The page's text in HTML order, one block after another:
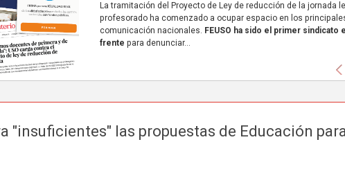
La tramitación del Proyecto de Ley de reducción de la jornada
profesorado ha comenzado a ocupar espacio en los
comunicación nacionales. FEUSO ha sido el primer sindicato
frente para denunciar...
"insuficientes" las propuestas de Educación